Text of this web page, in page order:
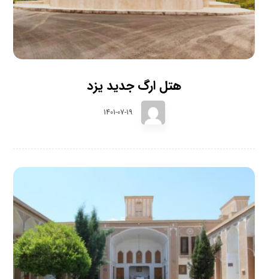
هتل ارگ جدید یزد
1401-07-19